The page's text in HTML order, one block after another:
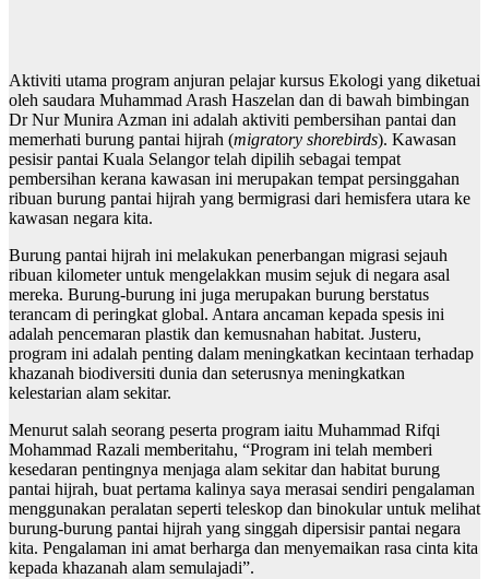
Aktiviti utama program anjuran pelajar kursus Ekologi yang diketuai
oleh saudara Muhammad Arash Haszelan dan di bawah bimbingan
Dr Nur Munira Azman ini adalah aktiviti pembersihan pantai dan
memerhati burung pantai hijrah (migratory shorebirds). Kawasan
pesisir pantai Kuala Selangor telah dipilih sebagai tempat
pembersihan kerana kawasan ini merupakan tempat persinggahan
ribuan burung pantai hijrah yang bermigrasi dari hemisfera utara ke
kawasan negara kita.
Burung pantai hijrah ini melakukan penerbangan migrasi sejauh
ribuan kilometer untuk mengelakkan musim sejuk di negara asal
mereka. Burung-burung ini juga merupakan burung berstatus
terancam di peringkat global. Antara ancaman kepada spesis ini
adalah pencemaran plastik dan kemusnahan habitat. Justeru,
program ini adalah penting dalam meningkatkan kecintaan terhadap
khazanah biodiversiti dunia dan seterusnya meningkatkan
kelestarian alam sekitar.
Menurut salah seorang peserta program iaitu Muhammad Rifqi
Mohammad Razali memberitahu, “Program ini telah memberi
kesedaran pentingnya menjaga alam sekitar dan habitat burung
pantai hijrah, buat pertama kalinya saya merasai sendiri pengalaman
menggunakan peralatan seperti teleskop dan binokular untuk melihat
burung-burung pantai hijrah yang singgah dipersisir pantai negara
kita. Pengalaman ini amat berharga dan menyemaikan rasa cinta kita
kepada khazanah alam semulajadi”.